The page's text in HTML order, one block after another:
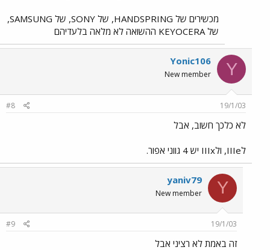
מכשירים של HANDSPRING, של SONY, של SAMSUNG,
של KEYOCERA ההשואה לא מלאה בלעדיהם
Y
Yonic106
New member
19/1/03
#8
לא כלכך חשוב, אבל
לIIIe, ולIIIx יש 4 גווני אפור.
Y
yaniv79
New member
19/1/03
#9
זה באמת לא רציני אבל